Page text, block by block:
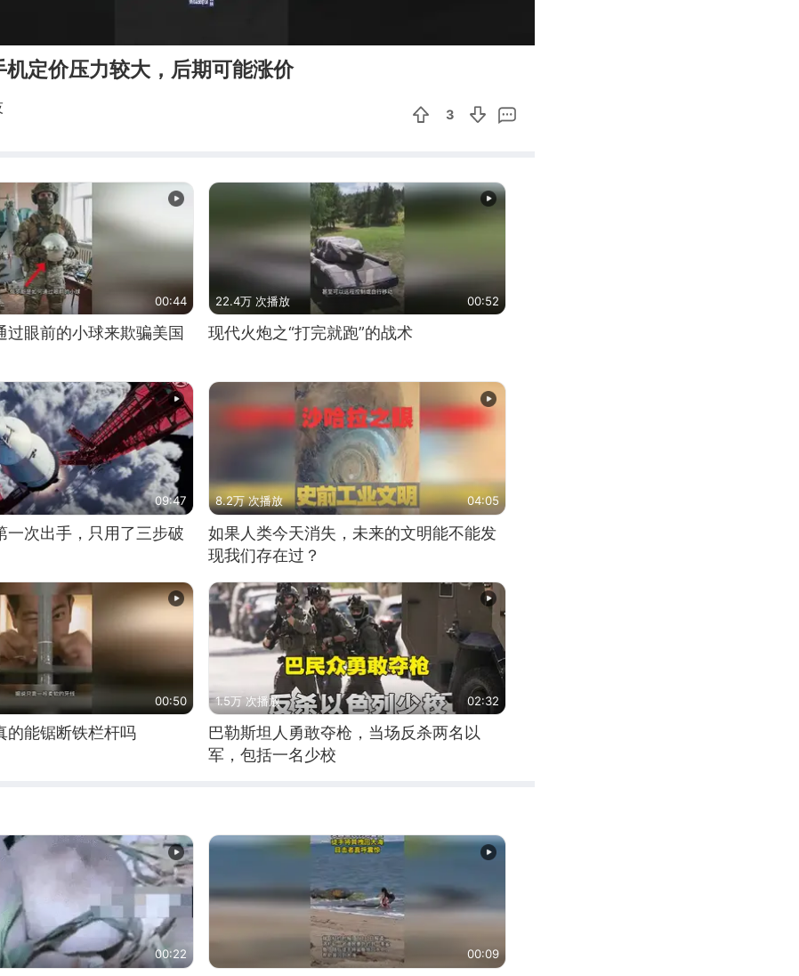
机定价压力较大，后期可能涨价
3
00:44
过眼前的小球来欺骗美国
22.4万 次播放 00:52
现代火炮之“打完就跑”的战术
09:47
一次出手，只用了三步破
8.2万 次播放 04:05
如果人类今天消失，未来的文明能不能发
现我们存在过？
00:50
的能锯断铁栏杆吗
1.5万 次播放 02:32
巴勒斯坦人勇敢夺枪，当场反杀两名以
军，包括一名少校
00:22 00:09